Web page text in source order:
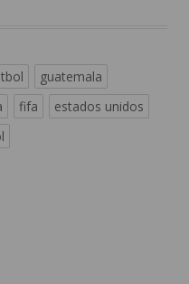
guatemala
fifa
estados unidos